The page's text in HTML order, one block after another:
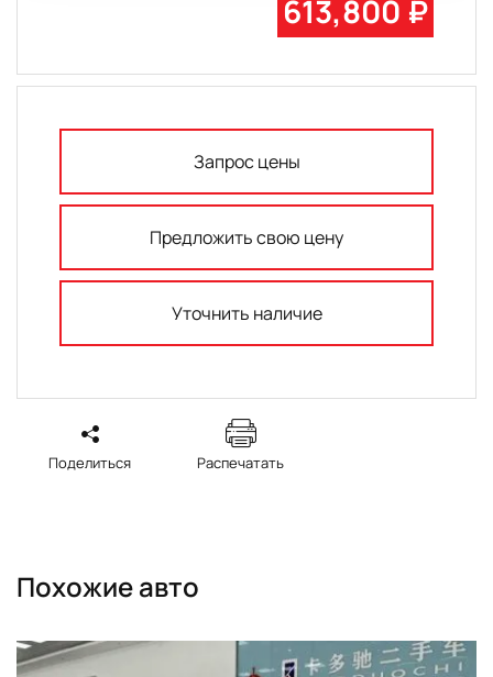
613,800 ₽
Запрос цены
Предложить свою цену
Уточнить наличие
Поделиться Распечатать
Похожие авто